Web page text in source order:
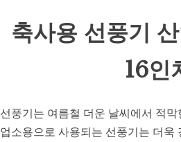
축사용 선풍기
16인
선풍기는 여름철 더운 날씨에서 적
업소용으로 사용되는 선풍기는 더욱